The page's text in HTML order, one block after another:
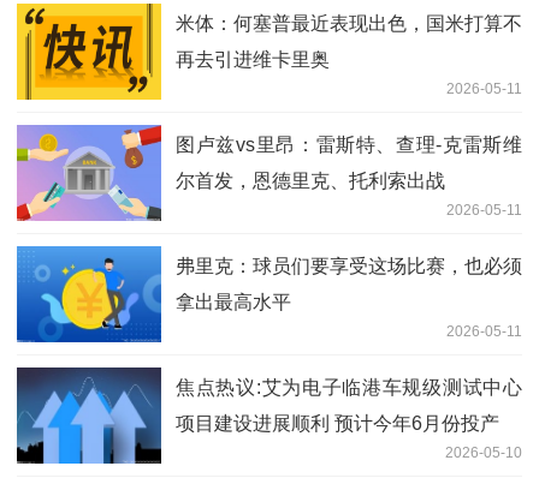
米体：何塞普最近表现出色，国米打算不
再去引进维卡里奥
2026-05-11
图卢兹vs里昂：雷斯特、查理-克雷斯维
尔首发，恩德里克、托利索出战
2026-05-11
弗里克：球员们要享受这场比赛，也必须
拿出最高水平
2026-05-11
焦点热议:艾为电子临港车规级测试中心
项目建设进展顺利 预计今年6月份投产
2026-05-10